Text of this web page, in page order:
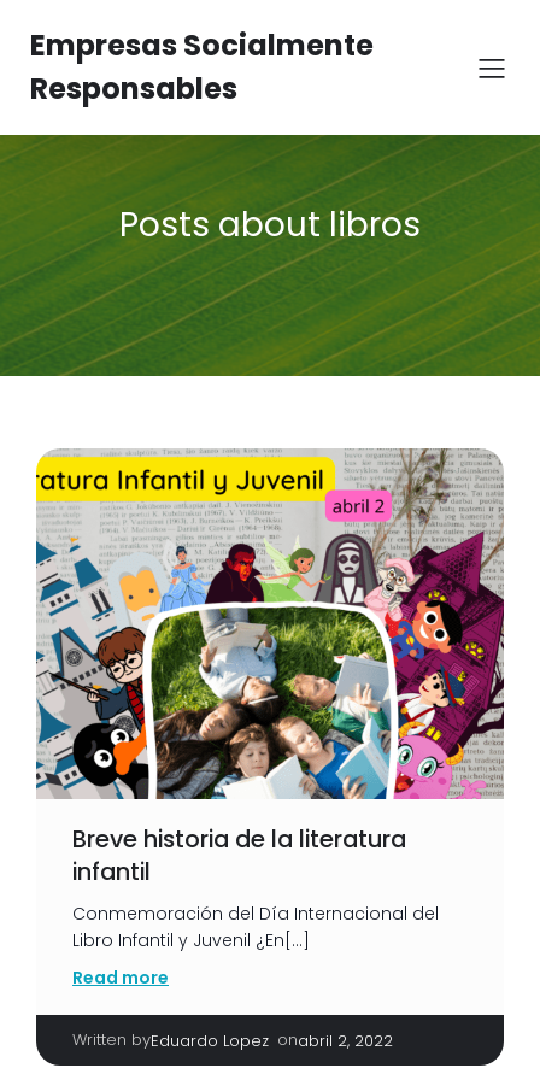
Empresas Socialmente
Responsables
Posts about libros
Breve historia de la literatura
infantil
Conmemoración del Día Internacional del
Libro Infantil y Juvenil ¿En[…]
Read more
Written byEduardo Lopez onabril 2, 2022